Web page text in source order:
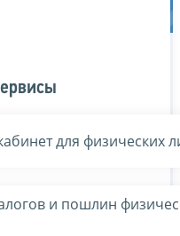
для физических
и пошлин